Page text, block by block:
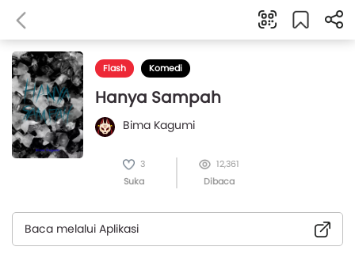
Flash Komedi
Hanya Sampah
Bima Kagumi
3
Suka
12,361
Dibaca
Baca melalui Aplikasi